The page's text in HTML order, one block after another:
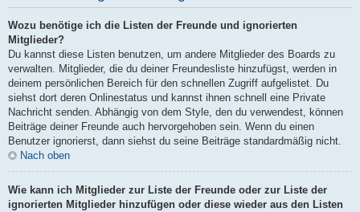
Wozu benötige ich die Listen der Freunde und ignorierten
Mitglieder?
Du kannst diese Listen benutzen, um andere Mitglieder des Boards zu
verwalten. Mitglieder, die du deiner Freundesliste hinzufügst, werden in
deinem persönlichen Bereich für den schnellen Zugriff aufgelistet. Du
siehst dort deren Onlinestatus und kannst ihnen schnell eine Private
Nachricht senden. Abhängig von dem Style, den du verwendest, können
Beiträge deiner Freunde auch hervorgehoben sein. Wenn du einen
Benutzer ignorierst, dann siehst du seine Beiträge standardmäßig nicht.
Nach oben
Wie kann ich Mitglieder zur Liste der Freunde oder zur Liste der
ignorierten Mitglieder hinzufügen oder diese wieder aus den Listen